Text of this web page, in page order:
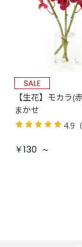
【生花】モカラ(
まかせ
4.9 （
￥130 ～